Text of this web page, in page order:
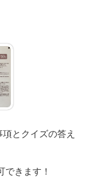
とクイズの答え
きます！